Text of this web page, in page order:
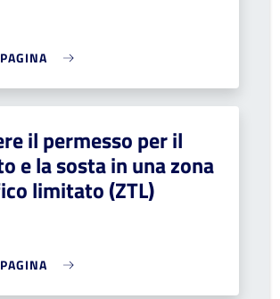
il permesso per il
e la sosta in una zona
limitato (ZTL)